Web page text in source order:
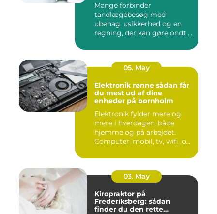
Mange forbinder
tandlægebesøg med
ubehag, usikkerhed og en
regning, der kan gøre ondt i
05. May
Elektronik rønne sådan får
du mest ud af dine
enheder på bornholm
Elektronik fylder mere og
mere i hverdagen, både
hjemme og på arbejdet.
Computer, mobil, tv, wifi, o...
03. May
Kiropraktor på
Frederiksberg: sådan
finder du den rette